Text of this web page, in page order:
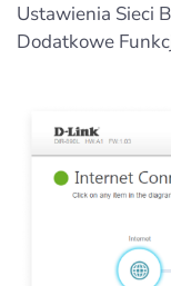
Ustawienia Sieci
Dodatkowe